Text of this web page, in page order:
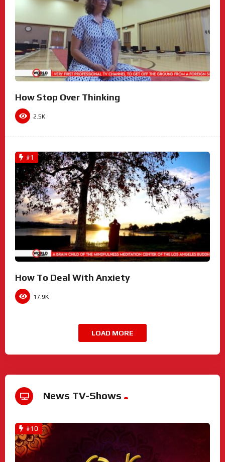
How Stop Over Thinking
2.5K
#1
How To Deal With Anxiety
17.9K
LOAD MORE
News TV-Shows
#10